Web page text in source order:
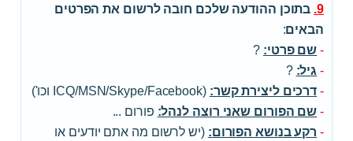
9. בתוכן ההודעה שלכם חובה לרשום את הפרטים
הבאים:
- שם פרטי: ?
- גיל: ?
- דרכים ליצירת קשר: (ICQ/MSN/Skype/Facebook וכו')
- שם הפורום שאני רוצה לנהל: פורום ...
- רקע בנושא הפורום: (יש לרשום מה אתם יודעים או